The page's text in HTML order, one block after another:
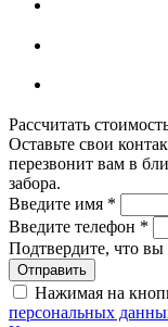
Рассчитать
Оставьте свои
перезвонит вам в
забора.
Введите имя *
Введите телефон *
Подтвердите, что вы
Нажимая на
персональных